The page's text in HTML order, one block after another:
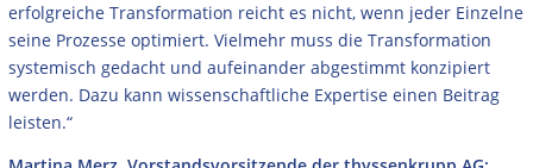
erfolgreiche Transformation reicht es nicht, wenn jeder Einzelne
seine Prozesse optimiert. Vielmehr muss die Transformation
systemisch gedacht und aufeinander abgestimmt konzipiert
werden. Dazu kann wissenschaftliche Expertise einen Beitrag
leisten.“